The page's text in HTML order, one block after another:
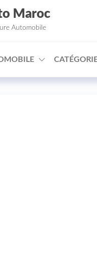
Maroc
Automobile